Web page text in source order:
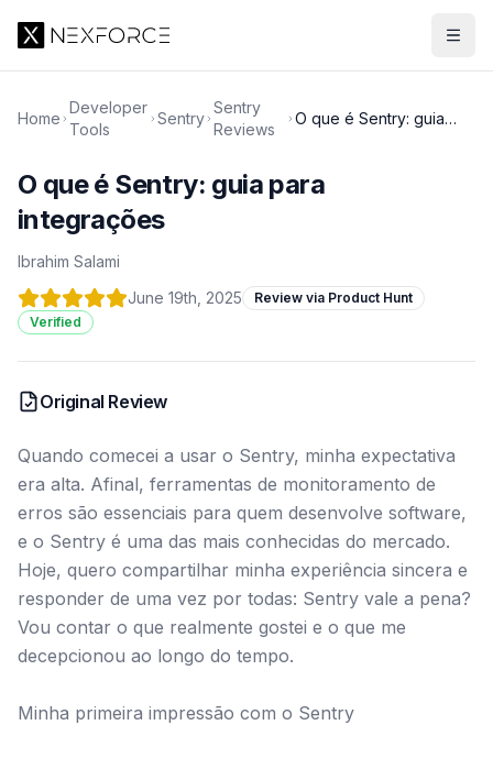
Home
Developer
Tools
Sentry
Sentry
Reviews
O que é Sentry: guia
O que é Sentry: guia para
integrações
Ibrahim Salami
June 19th, 2025
Review via Product Hunt
Verified
Original Review
Quando comecei a usar o Sentry, minha expectativa
era alta. Afinal, ferramentas de monitoramento de
erros são essenciais para quem desenvolve software,
e o Sentry é uma das mais conhecidas do mercado.
Hoje, quero compartilhar minha experiência sincera e
responder de uma vez por todas: Sentry vale a pena?
Vou contar o que realmente gostei e o que me
decepcionou ao longo do tempo.
Minha primeira impressão com o Sentry